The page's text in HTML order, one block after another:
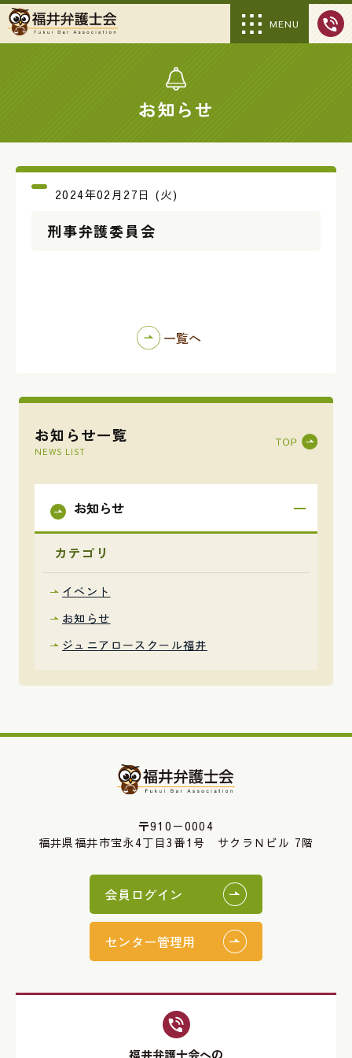
MENU
お知らせ
お知らせ一覧
NEWS LIST
お知らせ
カテゴリ
イベント
お知らせ
ジュニアロースクール福井
2024年02月27日 (火)
刑事弁護委員会
一覧へ
〒910－0004
福井県福井市宝永4丁目3番1号 サクラＮビル 7階
会員ログイン
センター管理用
福井弁護士会への